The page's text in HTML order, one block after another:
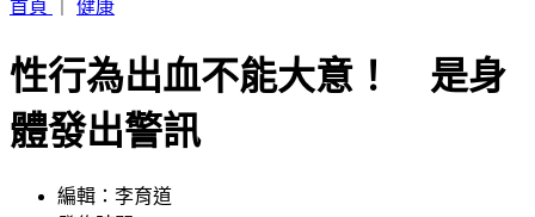
價」
性行為出血不能大意！ 是身
體發出警訊